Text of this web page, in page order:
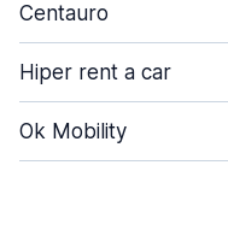
Centauro
Hiper rent a car
Ok Mobility